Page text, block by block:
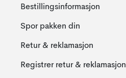
Bestillingsinformasjon
Spor pakken din
Retur & reklamasjon
Registrer retur & reklamasjon